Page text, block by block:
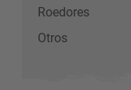
Roedores
Otros